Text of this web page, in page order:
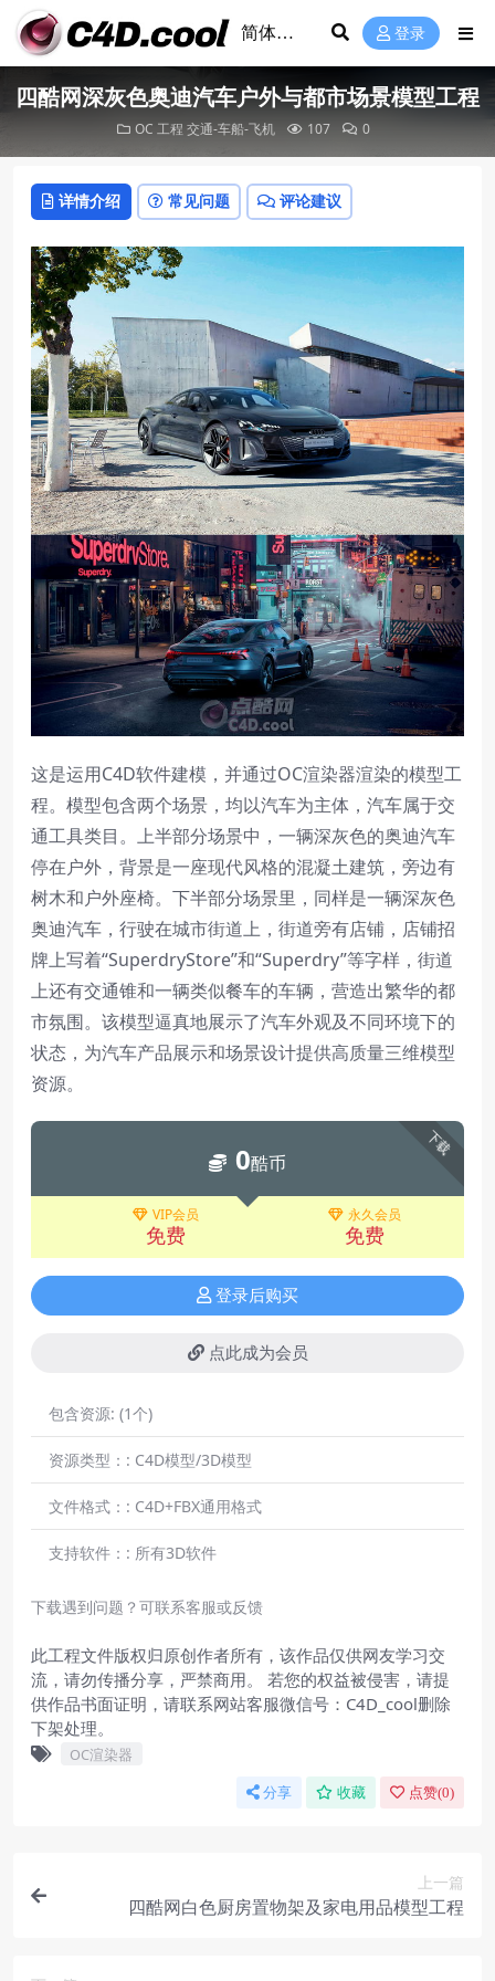
登录
四酷网深灰色奥迪汽车户外与都市场景模型工程
OC 工程 交通-车船-飞机 107 0
详情介绍 常见问题 评论建议
这是运用C4D软件建模，并通过OC渲染器渲染的模型工
程。模型包含两个场景，均以汽车为主体，汽车属于交
通工具类目。上半部分场景中，一辆深灰色的奥迪汽车
停在户外，背景是一座现代风格的混凝土建筑，旁边有
树木和户外座椅。下半部分场景里，同样是一辆深灰色
奥迪汽车，行驶在城市街道上，街道旁有店铺，店铺招
牌上写着“SuperdryStore”和“Superdry”等字样，街道
上还有交通锥和一辆类似餐车的车辆，营造出繁华的都
市氛围。该模型逼真地展示了汽车外观及不同环境下的
状态，为汽车产品展示和场景设计提供高质量三维模型
资源。
下载
0酷币
VIP会员
免费
永久会员
免费
登录后购买
点此成为会员
包含资源: (1个)
资源类型：: C4D模型/3D模型
文件格式：: C4D+FBX通用格式
支持软件：: 所有3D软件
下载遇到问题？可联系客服或反馈
此工程文件版权归原创作者所有，该作品仅供网友学习交
流，请勿传播分享，严禁商用。 若您的权益被侵害，请提
供作品书面证明，请联系网站客服微信号：C4D_cool删除
下架处理。
OC渲染器
分享 收藏 点赞(0)
上一篇
四酷网白色厨房置物架及家电用品模型工程